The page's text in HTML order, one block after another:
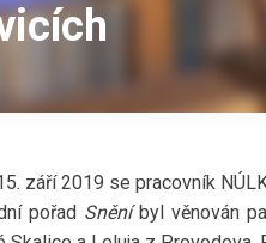
září 2019 se pracovník
pořad Sněníbyl věnován